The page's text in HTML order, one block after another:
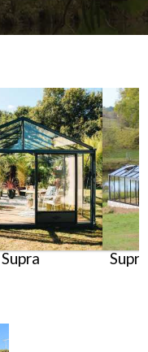
Supra